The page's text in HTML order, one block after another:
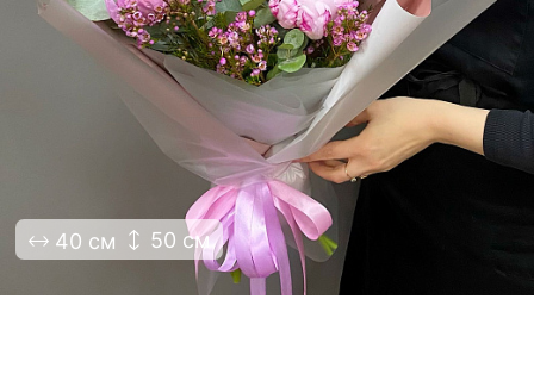
40 см 50 см
БЫСТРАЯ ПОКУПКА
Я принимаю Политику конфиденциальности и
Правила использования сайта ФЛАВЭЛЬ. Мы не
продаем ваши данные и храним их в безопасности